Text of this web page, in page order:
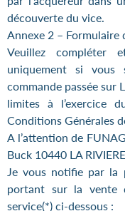
découverte du vice.
Annexe 2 –
Veuillez compléter
uniquement si vous
commande passée sur
limites à l’exercice
Conditions Générales
A l’attention de
Buck 10440 LA
Je vous notifie par la
portant sur la
service(*) ci-dessous :